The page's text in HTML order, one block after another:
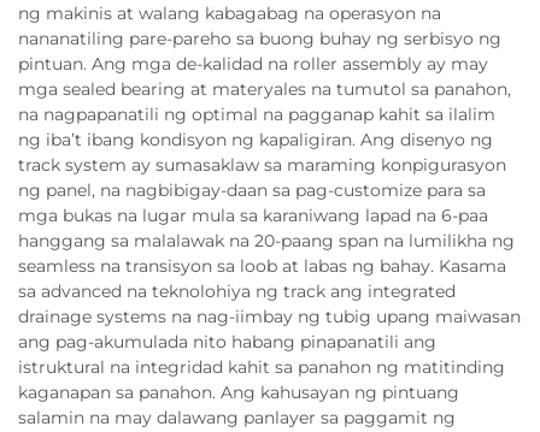
ng makinis at walang kabagabag na operasyon na
nananatiling pare-pareho sa buong buhay ng serbisyo ng
pintuan. Ang mga de-kalidad na roller assembly ay may
mga sealed bearing at materyales na tumutol sa panahon,
na nagpapanatili ng optimal na pagganap kahit sa ilalim
ng iba’t ibang kondisyon ng kapaligiran. Ang disenyo ng
track system ay sumasaklaw sa maraming konpigurasyon
ng panel, na nagbibigay-daan sa pag-customize para sa
mga bukas na lugar mula sa karaniwang lapad na 6-paa
hanggang sa malalawak na 20-paang span na lumilikha ng
seamless na transisyon sa loob at labas ng bahay. Kasama
sa advanced na teknolohiya ng track ang integrated
drainage systems na nag-iimbay ng tubig upang maiwasan
ang pag-akumulada nito habang pinapanatili ang
istruktural na integridad kahit sa panahon ng matitinding
kaganapan sa panahon. Ang kahusayan ng pintuang
salamin na may dalawang panlayer sa paggamit ng